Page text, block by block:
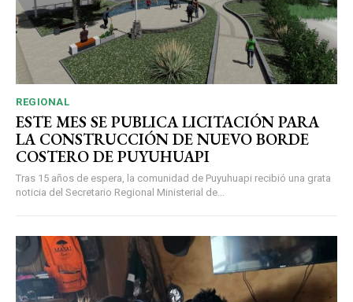
REGIONAL
ESTE MES SE PUBLICA LICITACIÓN PARA
LA CONSTRUCCIÓN DE NUEVO BORDE
COSTERO DE PUYUHUAPI
Tras 15 años de espera, la comunidad de Puyuhuapi recibió una grata
noticia del Secretario Regional Ministerial de...